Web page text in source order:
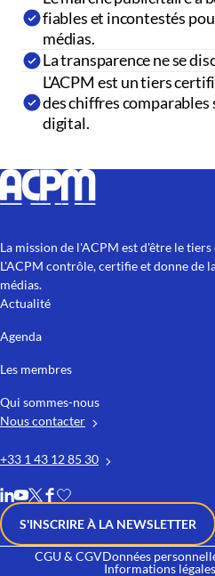
fiables et incontestés
médias.
La transparence ne se
L'ACPM est un tiers
des chiffres comparables
digital.
La mission de l'ACPM est d'être le
L'ACPM contrôle, certifie et donne de
médias.
Actualité
Agenda
Les membres
Qui sommes-nous
Nous contacter
+33 1 43 12 85 30
S'INSCRIRE À LA NEWSLETTER
CGU & CGVDonnées
Informations légales